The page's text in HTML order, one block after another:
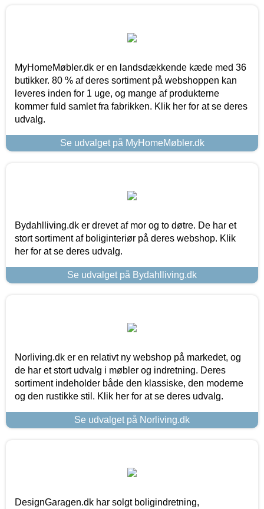
MyHomeMøbler.dk er en landsdækkende kæde med 36
butikker. 80 % af deres sortiment på webshoppen kan
leveres inden for 1 uge, og mange af produkterne
kommer fuld samlet fra fabrikken. Klik her for at se deres
udvalg.
Se udvalget på MyHomeMøbler.dk
Bydahlliving.dk er drevet af mor og to døtre. De har et
stort sortiment af boliginteriør på deres webshop. Klik
her for at se deres udvalg.
Se udvalget på Bydahlliving.dk
Norliving.dk er en relativt ny webshop på markedet, og
de har et stort udvalg i møbler og indretning. Deres
sortiment indeholder både den klassiske, den moderne
og den rustikke stil. Klik her for at se deres udvalg.
Se udvalget på Norliving.dk
DesignGaragen.dk har solgt boligindretning,